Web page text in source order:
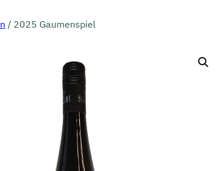
/ 2025 Gaumenspiel